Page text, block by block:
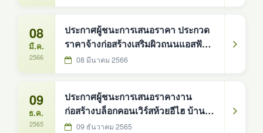
08
มี.ค.
2566
ประกาศผู้ชนะการเสนอราคา ประกวด
ราคาจ้างก่อสร้างเสริมผิวถนนแอสฟัลต์
คอนกรีต สายไปโรงเรียนบ้านดงหม้อ
08 มีนาคม 2566
09
ธ.ค.
2565
ประกาศผู้ชนะการเสนอราคางาน
ก่อสร้างบล็อกคอนเวิร์สห้วยอีไฮ บ้าน
โคกสง่า หมู่ที่ 1
09 ธันวาคม 2565